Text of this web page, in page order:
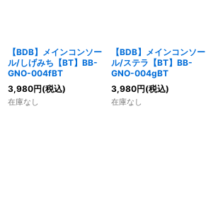
【BDB】メインコンソー
ル/しげみち【BT】BB-
GNO-004fBT
3,980円(税込)
在庫なし
【BDB】メインコンソー
ル/ステラ【BT】BB-
GNO-004gBT
3,980円(税込)
在庫なし